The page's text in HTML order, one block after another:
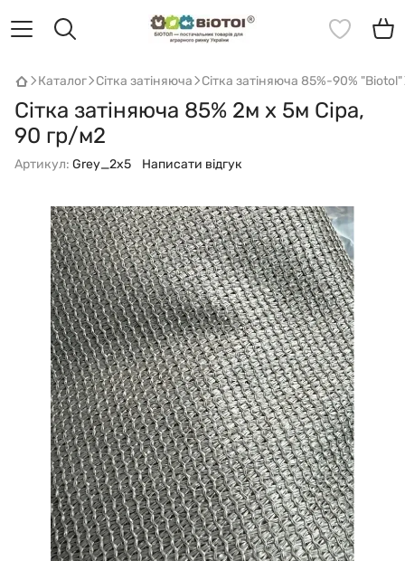
Каталог Сітка затіняюча Сітка затіняюча 85%-90% "Biotol"
Cітка затіняюча 85% 2м х 5м Сіра,
90 гр/м2
Артикул: Grey_2х5 Написати відгук